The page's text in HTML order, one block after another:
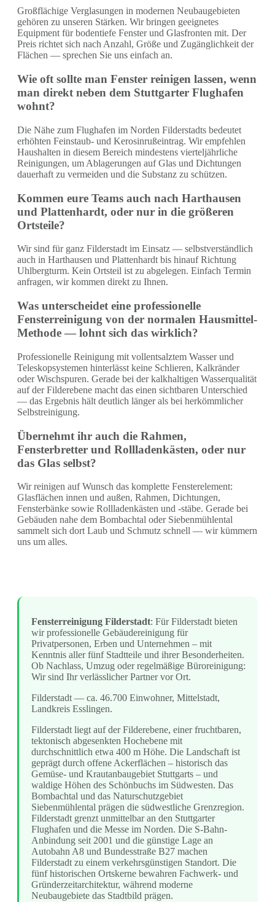
Großflächige Verglasungen in modernen Neubaugebieten
gehören zu unseren Stärken. Wir bringen geeignetes
Equipment für bodentiefe Fenster und Glasfronten mit. Der
Preis richtet sich nach Anzahl, Größe und Zugänglichkeit der
Flächen — sprechen Sie uns einfach an.
Wie oft sollte man Fenster reinigen lassen, wenn
man direkt neben dem Stuttgarter Flughafen
wohnt?
Die Nähe zum Flughafen im Norden Filderstadts bedeutet
erhöhten Feinstaub- und Kerosinrußeintrag. Wir empfehlen
Haushalten in diesem Bereich mindestens vierteljährliche
Reinigungen, um Ablagerungen auf Glas und Dichtungen
dauerhaft zu vermeiden und die Substanz zu schützen.
Kommen eure Teams auch nach Harthausen
und Plattenhardt, oder nur in die größeren
Ortsteile?
Wir sind für ganz Filderstadt im Einsatz — selbstverständlich
auch in Harthausen und Plattenhardt bis hinauf Richtung
Uhlbergturm. Kein Ortsteil ist zu abgelegen. Einfach Termin
anfragen, wir kommen direkt zu Ihnen.
Was unterscheidet eine professionelle
Fensterreinigung von der normalen Hausmittel-
Methode — lohnt sich das wirklich?
Professionelle Reinigung mit vollentsalztem Wasser und
Teleskopsystemen hinterlässt keine Schlieren, Kalkränder
oder Wischspuren. Gerade bei der kalkhaltigen Wasserqualität
auf der Filderebene macht das einen sichtbaren Unterschied
— das Ergebnis hält deutlich länger als bei herkömmlicher
Selbstreinigung.
Übernehmt ihr auch die Rahmen,
Fensterbretter und Rollladenkästen, oder nur
das Glas selbst?
Wir reinigen auf Wunsch das komplette Fenster­element:
Glasflächen innen und außen, Rahmen, Dichtungen,
Fensterbänke sowie Rollladenkästen und -stäbe. Gerade bei
Gebäuden nahe dem Bombachtal oder Siebenmühlental
sammelt sich dort Laub und Schmutz schnell — wir kümmern
uns um alles.
Fensterreinigung Filderstadt: Für Filderstadt bieten
wir professionelle Gebäudereinigung für
Privatpersonen, Erben und Unternehmen – mit
Kenntnis aller fünf Stadtteile und ihrer Besonderheiten.
Ob Nachlass, Umzug oder regelmäßige Büroreinigung:
Wir sind Ihr verlässlicher Partner vor Ort.
Filderstadt — ca. 46.700 Einwohner, Mittelstadt,
Landkreis Esslingen.
Filderstadt liegt auf der Filderebene, einer fruchtbaren,
tektonisch abgesenkten Hochebene mit
durchschnittlich etwa 400 m Höhe. Die Landschaft ist
geprägt durch offene Ackerflächen – historisch das
Gemüse- und Krautanbaugebiet Stuttgarts – und
waldige Höhen des Schönbuchs im Südwesten. Das
Bombachtal und das Naturschutzgebiet
Siebenmühlental prägen die südwestliche Grenzregion.
Filderstadt grenzt unmittelbar an den Stuttgarter
Flughafen und die Messe im Norden. Die S-Bahn-
Anbindung seit 2001 und die günstige Lage an
Autobahn A8 und Bundesstraße B27 machen
Filderstadt zu einem verkehrsgünstigen Standort. Die
fünf historischen Ortskerne bewahren Fachwerk- und
Gründerzeitarchitektur, während moderne
Neubaugebiete das Stadtbild prägen.